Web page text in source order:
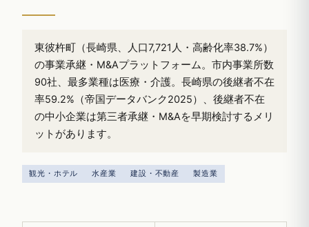
東彼杵町（長崎県、人口7,721人・高齢化率38.7%）
の事業承継・M&Aプラットフォーム。市内事業所数
90社、最多業種は医療・介護。長崎県の後継者不在
率59.2%（帝国データバンク2025）、後継者不在
の中小企業は第三者承継・M&Aを早期検討するメリ
ットがあります。
観光・ホテル 水産業 建設・不動産 製造業